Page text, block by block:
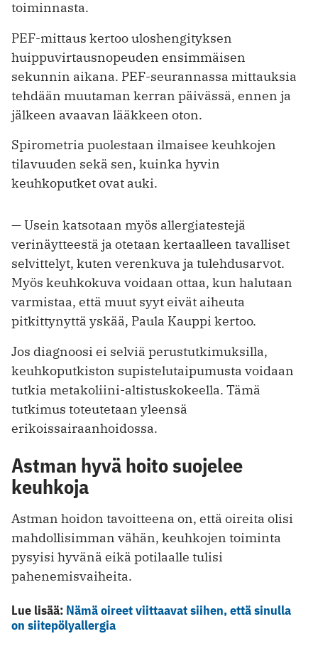
toiminnasta.
PEF-mittaus kertoo uloshengityksen
huippuvirtausnopeuden ensimmäisen
sekunnin aikana. PEF-seurannassa mittauksia
tehdään muutaman kerran päivässä, ennen ja
jälkeen avaavan lääkkeen oton.
Spirometria puolestaan ilmaisee keuhkojen
tilavuuden sekä sen, kuinka hyvin
keuhkoputket ovat auki.
— Usein katsotaan myös allergiatestejä
verinäytteestä ja otetaan kertaalleen tavalliset
selvittelyt, kuten verenkuva ja tulehdusarvot.
Myös keuhkokuva voidaan ottaa, kun halutaan
varmistaa, että muut syyt eivät aiheuta
pitkittynyttä yskää, Paula Kauppi kertoo.
Jos diagnoosi ei selviä perustutkimuksilla,
keuhkoputkiston supistelutaipumusta voidaan
tutkia metakoliini-altistuskokeella. Tämä
tutkimus toteutetaan yleensä
erikoissairaanhoidossa.
Astman hyvä hoito suojelee
keuhkoja
Astman hoidon tavoitteena on, että oireita olisi
mahdollisimman vähän, keuhkojen toiminta
pysyisi hyvänä eikä potilaalle tulisi
pahenemisvaiheita.
Lue lisää: Nämä oireet viittaavat siihen, että sinulla
on siitepölyallergia